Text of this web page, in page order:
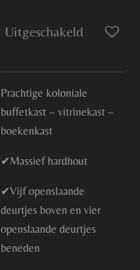
Uitgeschakeld
Prachtige koloniale
buffetkast ~ vitrinekast ~
boekenkast
✔Massief hardhout
✔Vijf openslaande
deurtjes boven en vier
openslaande deurtjes
beneden